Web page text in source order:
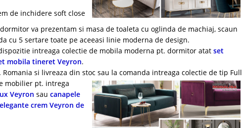
de inchidere soft close
va prezentam si masa de toaleta cu oglinda de machiaj, scaun
cu 5 sertare toate pe aceeasi linie moderna de design.
intreaga colectie de mobila moderna pt. dormitor atat set
mobila tineret Veyron.
si livreaza din stoc sau la comanda intreaga colectie de tip Full
mobilier pt. intrega
Veyron sau canapele
crem Veyron de